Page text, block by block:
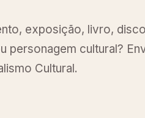
exposição, livro,
personagem cultural?
Cultural.